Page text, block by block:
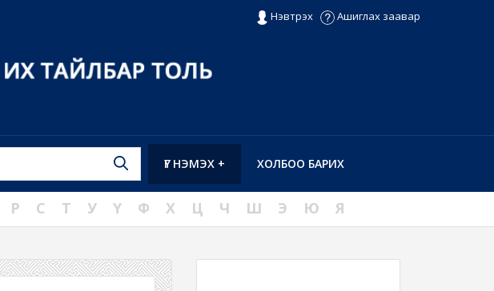
Нэвтрэх Ашиглах заавар
ХОЛБОО БАРИХ
ҮГ НЭМЭХ +
Р С Т У Ү Ф Х Ц Ч Ш Э Ю Я